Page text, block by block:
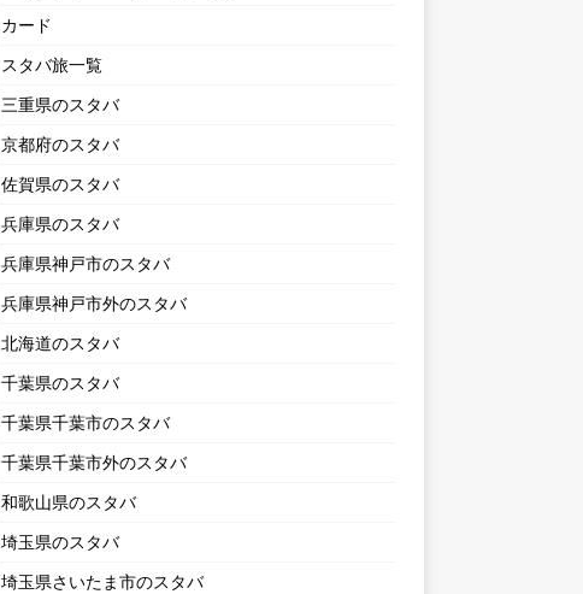
カード
スタバ旅一覧
三重県のスタバ
京都府のスタバ
佐賀県のスタバ
兵庫県のスタバ
兵庫県神戸市のスタバ
兵庫県神戸市外のスタバ
北海道のスタバ
千葉県のスタバ
千葉県千葉市のスタバ
千葉県千葉市外のスタバ
和歌山県のスタバ
埼玉県のスタバ
埼玉県さいたま市のスタバ